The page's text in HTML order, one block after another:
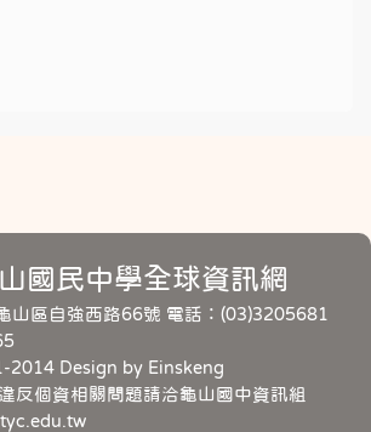
國民中學全球資訊網
山區自強西路66號 電話：(03)3205681
2014 Design by Einskeng
反個資相關問題請洽龜山國中資訊組